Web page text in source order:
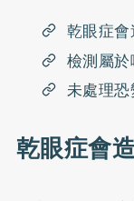
乾眼症
檢測屬
未處理
乾眼症會